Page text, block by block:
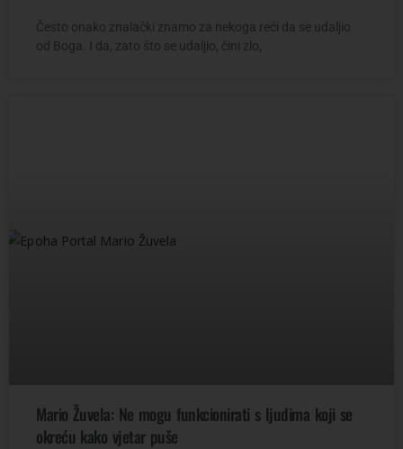
Često onako znalački znamo za nekoga reći da se udaljio
od Boga. I da, zato što se udaljio, čini zlo,
Mario Žuvela: Ne mogu funkcionirati s ljudima koji se
okreću kako vjetar puše